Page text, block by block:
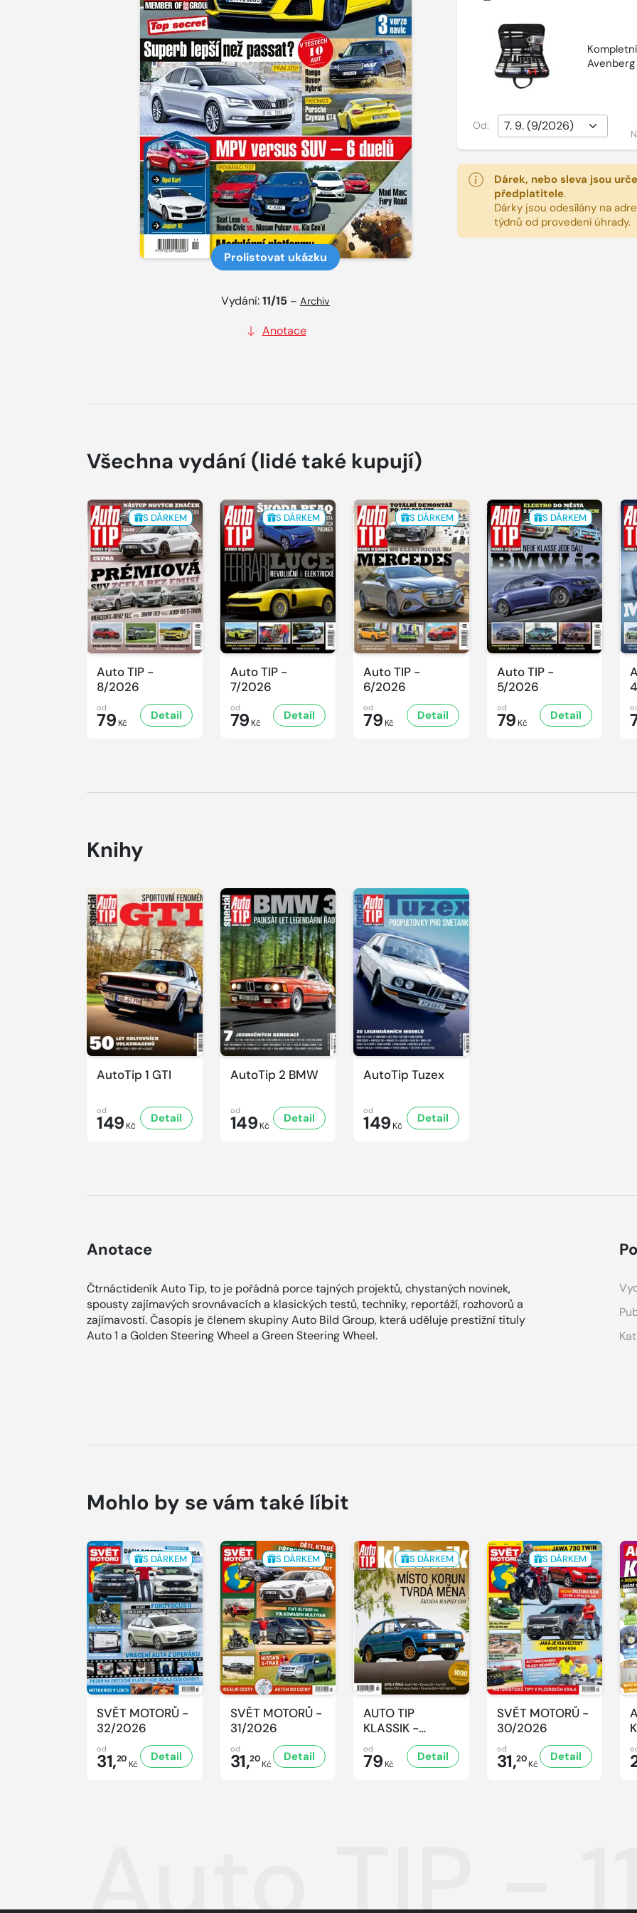
Prolistovat ukázku
Vydání:11/15 –Archiv
Anotace
Avenberg
Od:
Dárek, nebo sleva jsou
předplatitele.
Dárky jsou odesílány na
týdnů od provedení úhrady.
Všechna vydání (lidé také kupují)
S DÁRKEM
Auto TIP -
8/2026
od
79 Kč
Detail
S DÁRKEM
Auto TIP -
7/2026
od
79 Kč
Detail
S DÁRKEM
Auto TIP -
6/2026
od
79 Kč
Detail
S DÁRKEM
Auto TIP -
5/2026
od
79 Kč
Detail
Knihy
AutoTip 1 GTI
od
149 Kč
Detail
AutoTip 2 BMW
od
149 Kč
Detail
AutoTip Tuzex
od
149 Kč
Detail
Anotace
Čtrnáctideník Auto Tip, to je pořádná porce tajných projektů, chystaných novinek,
spousty zajímavých srovnávacích a klasických testů, techniky, reportáží, rozhovorů a
zajímavostí. Časopis je členem skupiny Auto Bild Group, která uděluje prestižní tituly
Auto 1 a Golden Steering Wheel a Green Steering Wheel.
Mohlo by se vám také líbit
S DÁRKEM
SVĚT MOTORŮ -
32/2026
od
31,20 Kč
Detail
S DÁRKEM
SVĚT MOTORŮ -
31/2026
od
31,20Kč
Detail
S DÁRKEM
AUTO TIP
KLASSIK -
7/2026
od
79 Kč
Detail
S DÁRKEM
SVĚT MOTORŮ -
30/2026
od
31,20Kč
Detail
Auto TIP -